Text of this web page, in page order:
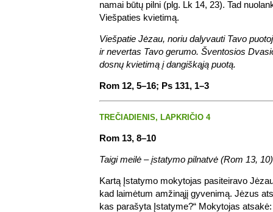
namai būtų pilni (plg. Lk 14, 23). Tad
Viešpaties kvietimą.
Viešpatie Jėzau, noriu dalyvauti Tavo
ir nevertas Tavo gerumo. Šventosios
dosnų kvietimą į dangiškąją puotą.
Rom 12, 5–16; Ps 131, 1–3
TREČIADIENIS, LAPKRIČIO 4
Rom 13, 8–10
Taigi meilė – įstatymo pilnatvė (Rom 13,
Kartą Įstatymo mokytojas pasiteiravo
kad laimėtum amžinąjį gyvenimą. Jėzus
kas parašyta Įstatyme?“ Mokytojas